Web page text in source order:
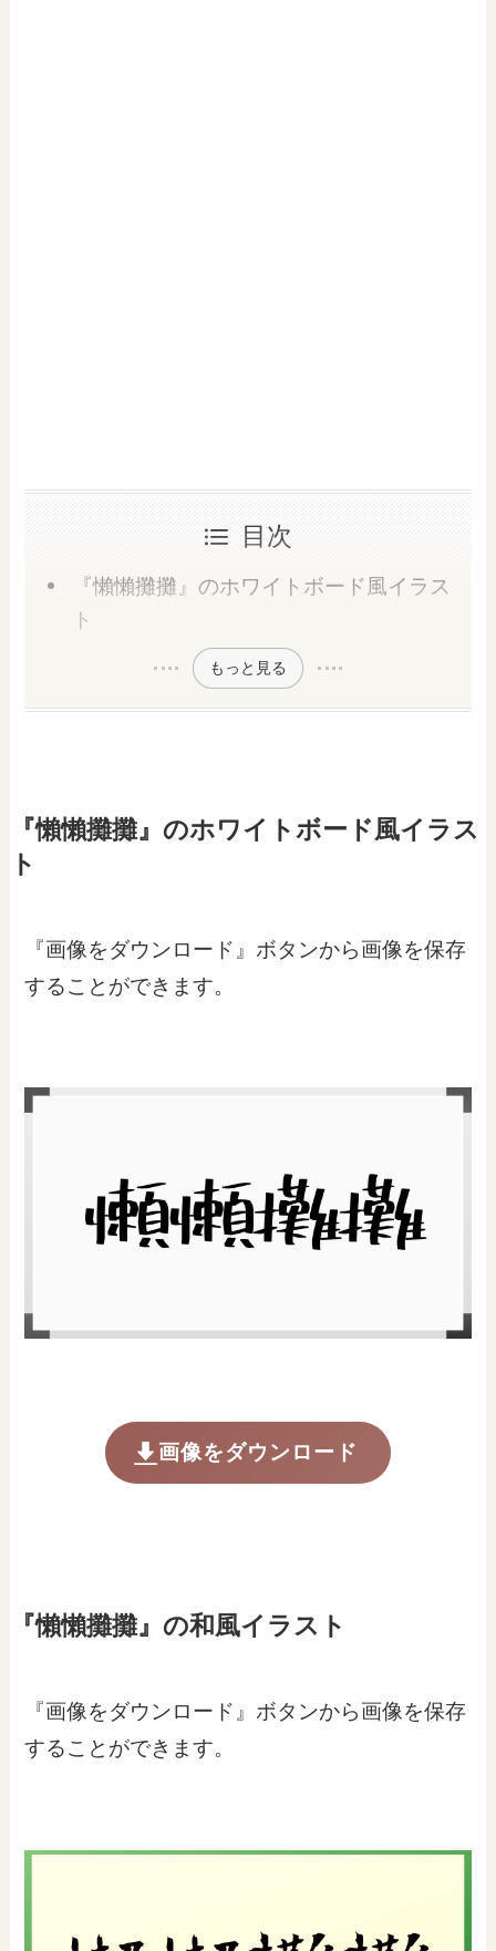
目次
『懶懶攤攤』のホワイトボード風イラス
ト
もっと見る
『懶懶攤攤』のホワイトボード風イラス
ト
『画像をダウンロード』ボタンから画像を保存
することができます。
画像をダウンロード
『懶懶攤攤』の和風イラスト
『画像をダウンロード』ボタンから画像を保存
することができます。